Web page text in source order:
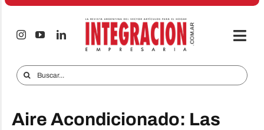
Saltar
Audio & TV
Buscar:
Aire Acondicionado: Las